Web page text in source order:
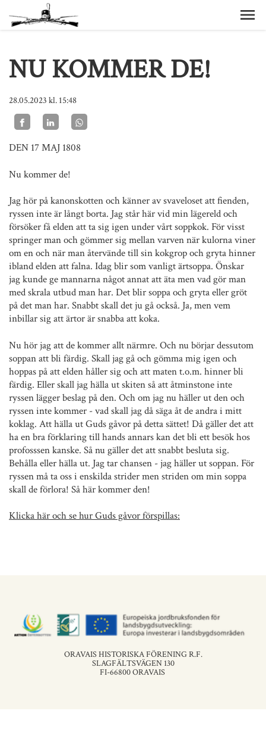
NU KOMMER DE!
28.05.2023 kl. 15:48
DEN 17 MAJ 1808
Nu kommer de!
Jag hör på kanonskotten och känner av svaveloset att fienden,
ryssen inte är långt borta. Jag står här vid min lägereld och
försöker få elden att ta sig igen under vårt soppkok. För visst
springer man och gömmer sig mellan varven när kulorna viner
om en och när man återvände till sin kokgrop och gryta hinner
ibland elden att falna. Idag blir som vanligt ärtsoppa. Önskar
jag kunde ge mannarna något annat att äta men vad gör man
med skrala utbud man har. Det blir soppa och gryta eller gröt
på det man har. Snabbt skall det ju gå också. Ja, men vem
inbillar sig att ärtor är snabba att koka.
Nu hör jag att de kommer allt närmre. Och nu börjar dessutom
soppan att bli färdig. Skall jag gå och gömma mig igen och
hoppas på att elden håller sig och att maten t.o.m. hinner bli
färdig. Eller skall jag hälla ut skiten så att åtminstone inte
ryssen lägger beslag på den. Och om jag nu häller ut den och
ryssen inte kommer - vad skall jag då säga åt de andra i mitt
koklag. Att hälla ut Guds gåvor på detta sättet! Då gäller det att
ha en bra förklaring till hands annars kan det bli ett besök hos
profosssen kanske. Så nu gäller det att snabbt besluta sig.
Behålla eller hälla ut. Jag tar chansen - jag häller ut soppan. För
ryssen må ta oss i enskilda strider men striden om min soppa
skall de förlora! Så här kommer den!
Klicka här och se hur Guds gåvor förspillas:
ORAVAIS HISTORISKA FÖRENING R.F.
SLAGFÄLTSVÄGEN 130
FI-66800 ORAVAIS